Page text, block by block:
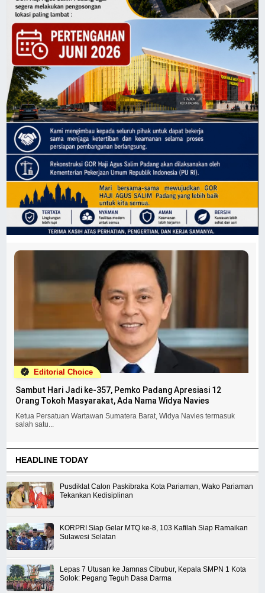
Editorial Choice
Sambut Hari Jadi ke-357, Pemko Padang Apresiasi 12
Orang Tokoh Masyarakat, Ada Nama Widya Navies
Ketua Persatuan Wartawan Sumatera Barat, Widya Navies termasuk
salah satu...
HEADLINE TODAY
Pusdiklat Calon Paskibraka Kota Pariaman, Wako Pariaman
Tekankan Kedisiplinan
KORPRI Siap Gelar MTQ ke-8, 103 Kafilah Siap Ramaikan
Sulawesi Selatan
Lepas 7 Utusan ke Jamnas Cibubur, Kepala SMPN 1 Kota
Solok: Pegang Teguh Dasa Darma